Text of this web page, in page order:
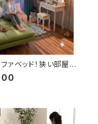
ァベッド！狭い部屋が
ズ！（グリーン）